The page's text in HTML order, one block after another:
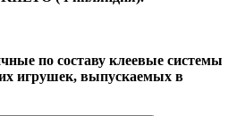
по составу клеевые системы
игрушек, выпускаемых в